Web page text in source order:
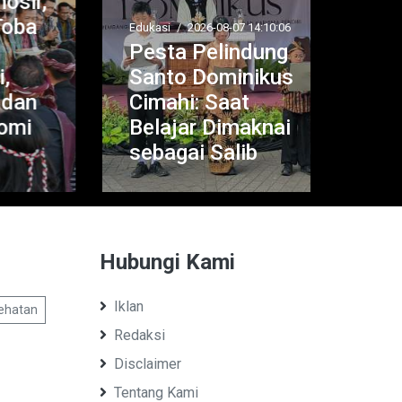
Edukasi / 2026-08-07 14:10:06
Pesta Pelindung
Santo Dominikus
Cimahi: Saat
Belajar Dimaknai
sebagai Salib
Hubungi Kami
Iklan
Redaksi
Disclaimer
Tentang Kami